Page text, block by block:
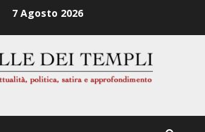
7 Agosto 2026